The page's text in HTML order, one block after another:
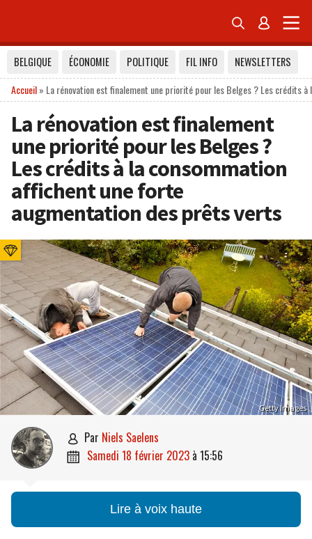
 
BELGIQUE ÉCONOMIE POLITIQUE FIL INFO
NEWSLETTERS
Accueil» La rénovation est finalement une priorité pour les Belges ? Les crédits
La rénovation est finalement
une priorité pour les Belges ?
Les crédits à la consommation
affichent une forte
augmentation des prêts verts
Getty Images
 par Niels Saelens
 samedi 18 février 2023 à 15:56
Lire à voix haute